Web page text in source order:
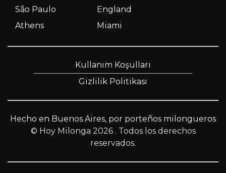
São Paulo
England
Athens
Miami
Kullanım Koşulları
Gizlilik Politikası
Hecho en Buenos Aires, por porteños milongueros
© Hoy Milonga 2026 . Todos los derechos
reservados.